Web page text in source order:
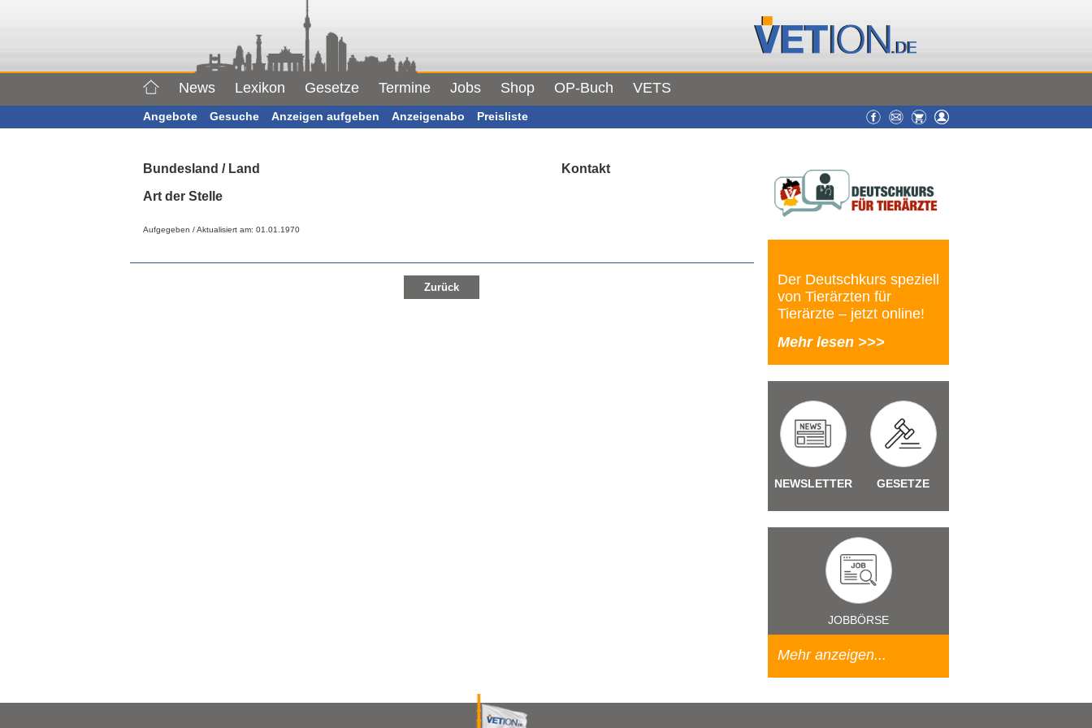
News Lexikon Gesetze Termine Jobs Shop OP-Buch VETS
Angebote Gesuche Anzeigen aufgeben Anzeigenabo Preisliste
Bundesland / Land
Art der Stelle
Kontakt
Aufgegeben / Aktualisiert am: 01.01.1970
Zurück
Der Deutschkurs speziell
von Tierärzten für
Tierärzte – jetzt online!
Mehr lesen >>>
NEWSLETTER GESETZE
JOBBÖRSE
Mehr anzeigen...